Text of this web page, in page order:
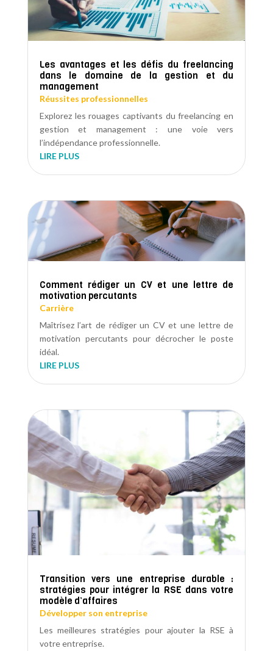
Les avantages et les défis du freelancing
dans le domaine de la gestion et du
management
Réussites professionnelles
Explorez les rouages captivants du freelancing en
gestion et management : une voie vers
l’indépendance professionnelle.
LIRE PLUS
Comment rédiger un CV et une lettre de
motivation percutants
Carrière
Maîtrisez l’art de rédiger un CV et une lettre de
motivation percutants pour décrocher le poste
idéal.
LIRE PLUS
Transition vers une entreprise durable :
stratégies pour intégrer la RSE dans votre
modèle d’affaires
Développer son entreprise
Les meilleures stratégies pour ajouter la RSE à
votre entreprise.